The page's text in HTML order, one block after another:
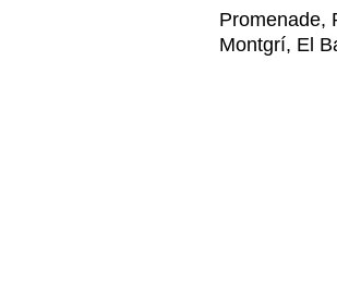
Promenade,
Montgrí, El